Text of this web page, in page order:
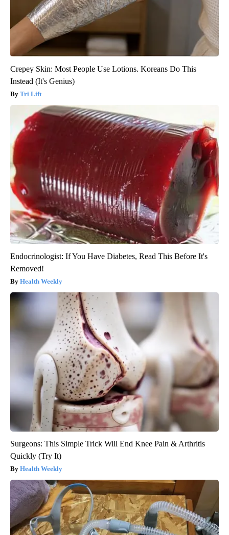
Crepey Skin: Most People Use Lotions. Koreans Do This
Instead (It's Genius)
Tri Lift
Endocrinologist: If You Have Diabetes, Read This Before It's
Removed!
Health Weekly
Surgeons: This Simple Trick Will End Knee Pain & Arthritis
Quickly (Try It)
Health Weekly